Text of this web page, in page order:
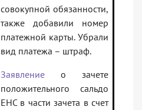
совокупной обязанности,
также добавили номер
платежной карты. Убрали
вид платежа – штраф.
Заявление о зачете
положительного сальдо
ЕНС в части зачета в счет